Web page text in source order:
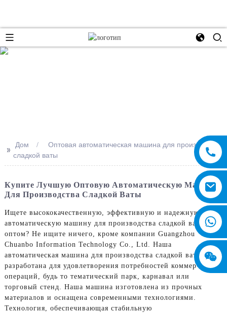
>> Дом
Оптовая автоматическая машина для производства
сладкой ваты
Купите Лучшую Оптовую Автоматическую Машину
Для Производства Сладкой Ваты
Ищете высококачественную, эффективную и надежную
автоматическую машину для производства сладкой ваты
оптом? Не ищите ничего, кроме компании Guangzhou
Chuanbo Information Technology Co., Ltd. Наша
автоматическая машина для производства сладкой ваты
разработана для удовлетворения потребностей коммерческих
операций, будь то тематический парк, карнавал или
торговый стенд. Наша машина изготовлена ​​из прочных
материалов и оснащена современными технологиями.
Технология, обеспечивающая стабильную